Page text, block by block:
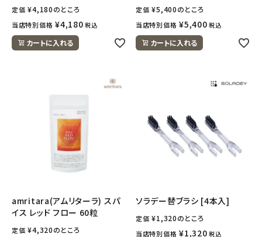
定価 ¥4,180のところ
当店特別価格 ¥4,180 税込
カートに入れる
定価 ¥5,400のところ
当店特別価格 ¥5,400 税込
カートに入れる
amritara(アムリターラ) スパ
イス レッド フロー 60粒
定価 ¥4,320のところ
ソラデー替ブラシ [4本入]
定価 ¥1,320のところ
当店特別価格 ¥1,320 税込